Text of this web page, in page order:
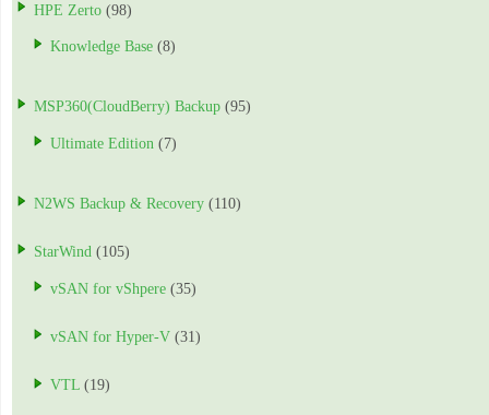
HPE Zerto (98)
Knowledge Base (8)
MSP360(CloudBerry) Backup (95)
Ultimate Edition (7)
N2WS Backup & Recovery (110)
StarWind (105)
vSAN for vShpere (35)
vSAN for Hyper-V (31)
VTL (19)